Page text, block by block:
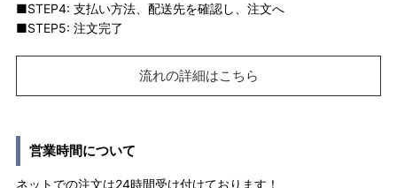
■STEP4: 支払い方法、配送先を確認し、注文へ
■STEP5: 注文完了
流れの詳細はこちら
営業時間について
ネットでの注文は24時間受け付けております！